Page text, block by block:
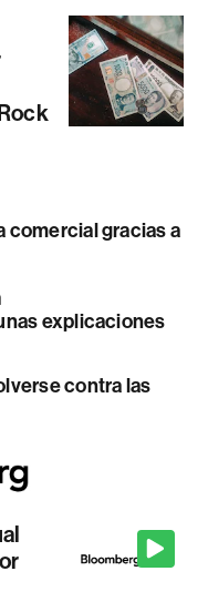
comercial gracias a
explicaciones
contra las